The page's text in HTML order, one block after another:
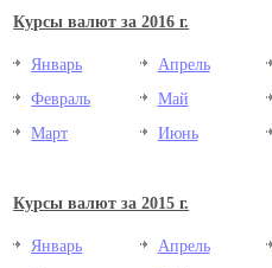
Курсы валют за 2016 г.
Январь
Февраль
Март
Апрель
Май
Июнь
Курсы валют за 2015 г.
Январь
Апрель